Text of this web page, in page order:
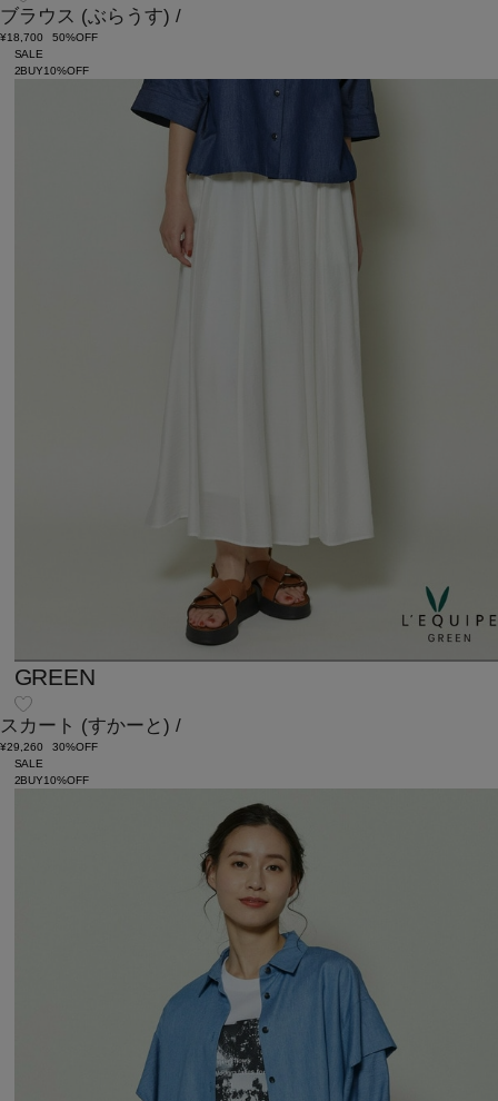
ブラウス (ぶらうす) /
¥18,700
50%OFF
SALE
2BUY10%OFF
GREEN
スカート (すかーと) /
¥29,260
30%OFF
SALE
2BUY10%OFF